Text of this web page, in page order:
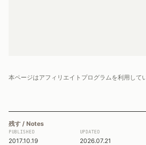
本ページはアフィリエイトプログラムを利用して
残す / Notes
PUBLISHED
2017.10.19
UPDATED
2026.07.21